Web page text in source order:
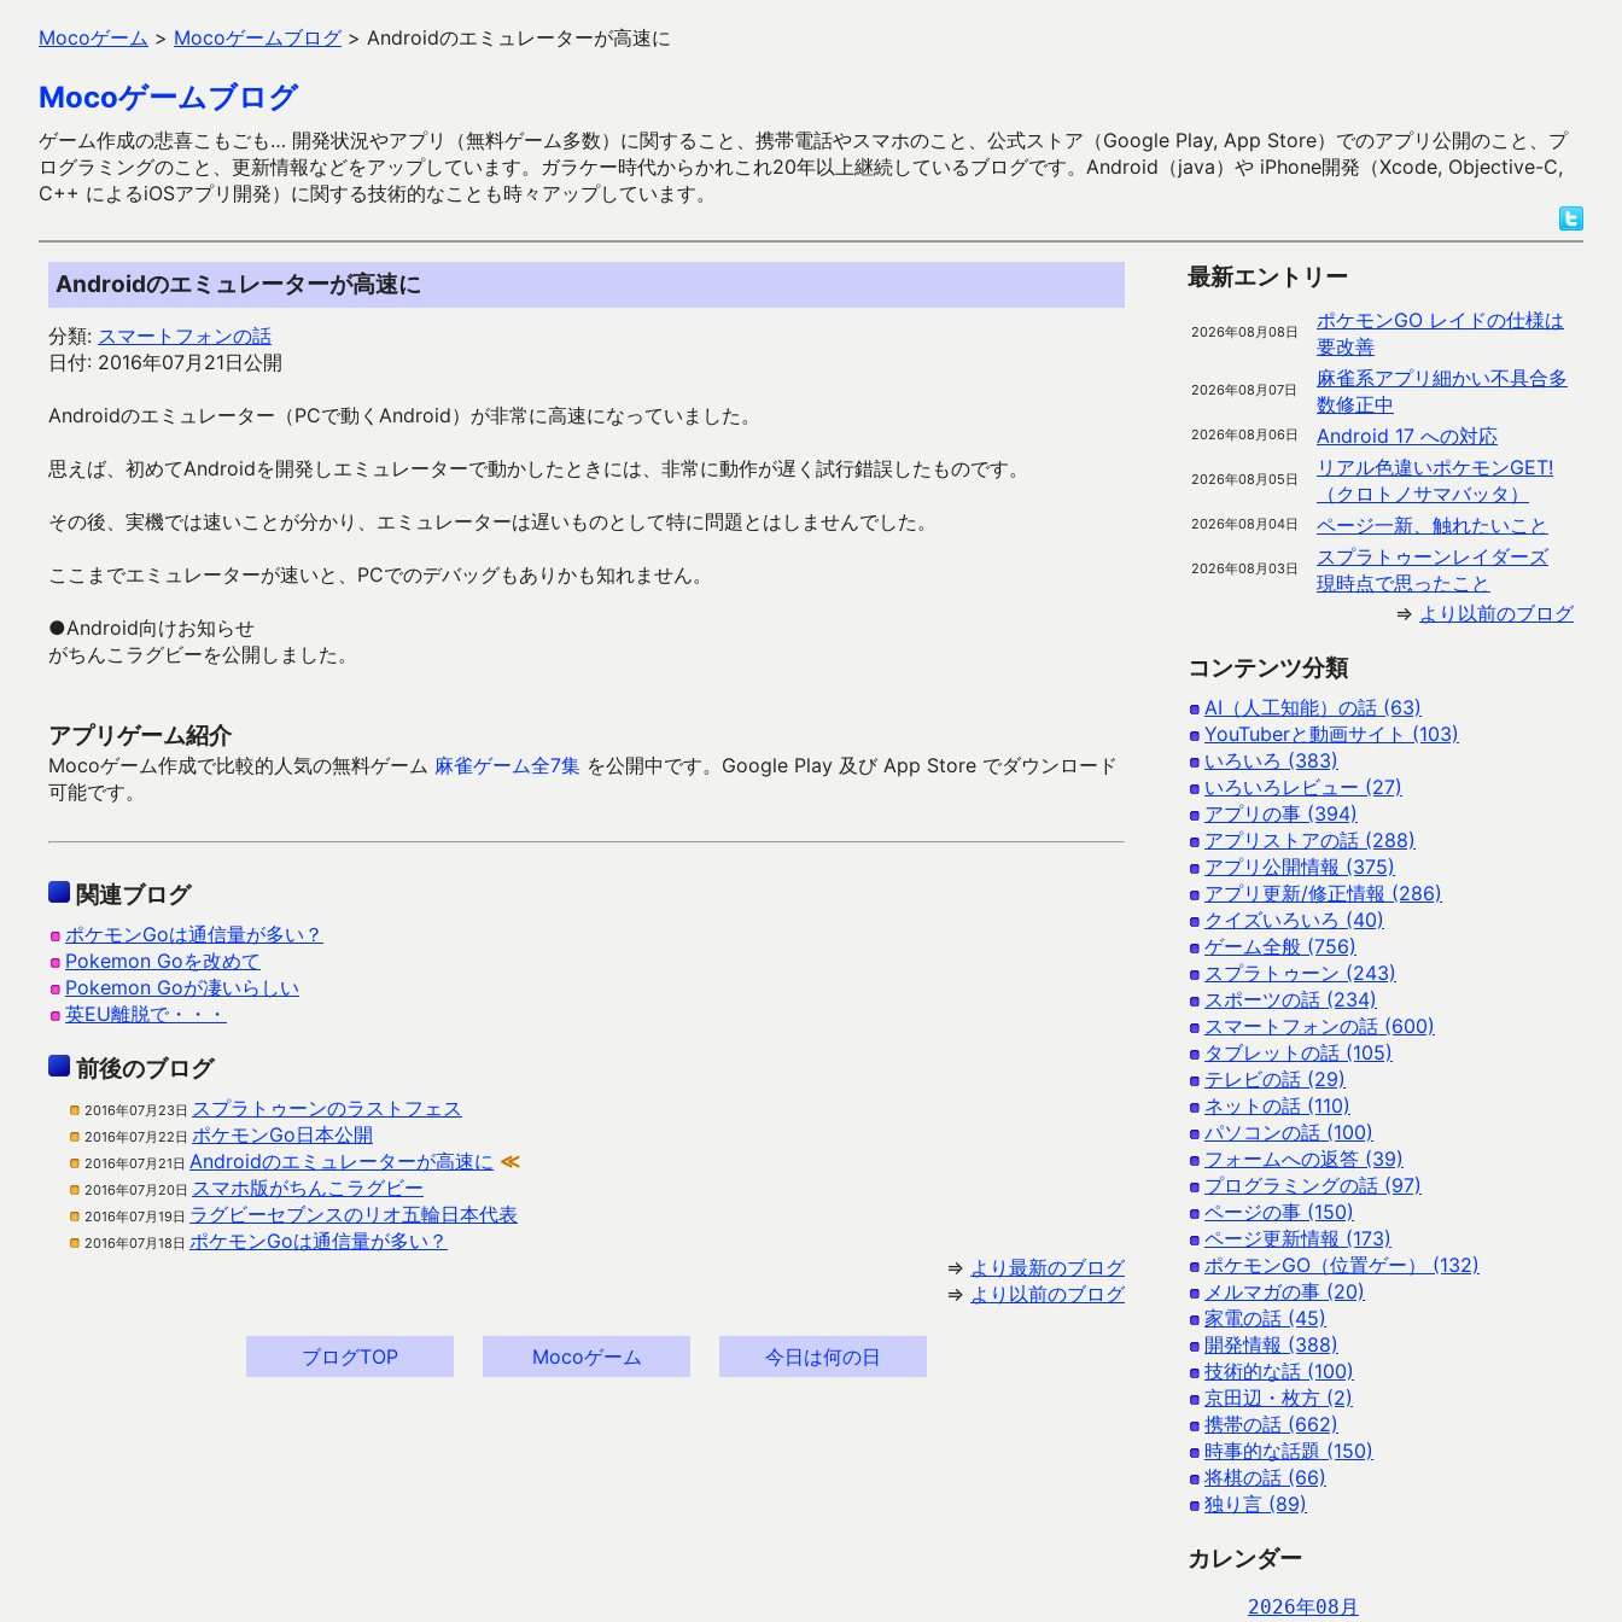
Mocoゲーム > Mocoゲームブログ > Androidのエミュレーターが高速に
Mocoゲームブログ
ゲーム作成の悲喜こもごも… 開発状況やアプリ（無料ゲーム多数）に関すること、携帯電話やスマホのこと、公式ストア（Google Play, App Store）でのアプリ公開のこと、プ
ログラミングのこと、更新情報などをアップしています。ガラケー時代からかれこれ20年以上継続しているブログです。Android（java）や iPhone開発（Xcode, Objective-C,
C++ によるiOSアプリ開発）に関する技術的なことも時々アップしています。
Androidのエミュレーターが高速に
分類: スマートフォンの話
日付: 2016年07月21日公開
Androidのエミュレーター（PCで動くAndroid）が非常に高速になっていました。
思えば、初めてAndroidを開発しエミュレーターで動かしたときには、非常に動作が遅く試行錯誤したものです。
その後、実機では速いことが分かり、エミュレーターは遅いものとして特に問題とはしませんでした。
ここまでエミュレーターが速いと、PCでのデバッグもありかも知れません。
●Android向けお知らせ
がちんこラグビーを公開しました。
アプリゲーム紹介
Mocoゲーム作成で比較的人気の無料ゲーム 麻雀ゲーム全7集 を公開中です。Google Play 及び App Store でダウンロード
可能です。
関連ブログ
ポケモンGoは通信量が多い？
Pokemon Goを改めて
Pokemon Goが凄いらしい
英EU離脱で・・・
前後のブログ
2016年07月23日 スプラトゥーンのラストフェス
2016年07月22日 ポケモンGo日本公開
2016年07月21日 Androidのエミュレーターが高速に ≪
2016年07月20日 スマホ版がちんこラグビー
2016年07月19日 ラグビーセブンスのリオ五輪日本代表
2016年07月18日 ポケモンGoは通信量が多い？
⇒ より最新のブログ
⇒ より以前のブログ
ブログTOP Mocoゲーム 今日は何の日
最新エントリー
2026年08月08日
ポケモンGO レイドの仕様は
要改善
2026年08月07日
麻雀系アプリ細かい不具合多
数修正中
2026年08月06日 Android 17 への対応
2026年08月05日
リアル色違いポケモンGET!
（クロトノサマバッタ）
2026年08月04日 ページ一新、触れたいこと
2026年08月03日
スプラトゥーンレイダーズ
現時点で思ったこと
⇒ より以前のブログ
コンテンツ分類
AI（人工知能）の話 (63)
YouTuberと動画サイト (103)
いろいろ (383)
いろいろレビュー (27)
アプリの事 (394)
アプリストアの話 (288)
アプリ公開情報 (375)
アプリ更新/修正情報 (286)
クイズいろいろ (40)
ゲーム全般 (756)
スプラトゥーン (243)
スポーツの話 (234)
スマートフォンの話 (600)
タブレットの話 (105)
テレビの話 (29)
ネットの話 (110)
パソコンの話 (100)
フォームへの返答 (39)
プログラミングの話 (97)
ページの事 (150)
ページ更新情報 (173)
ポケモンGO（位置ゲー） (132)
メルマガの事 (20)
家電の話 (45)
開発情報 (388)
技術的な話 (100)
京田辺・枚方 (2)
携帯の話 (662)
時事的な話題 (150)
将棋の話 (66)
独り言 (89)
カレンダー
2026年08月